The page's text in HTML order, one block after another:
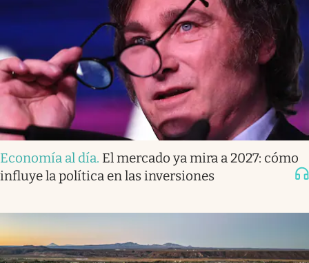
Economía al día. El mercado ya mira a 2027: cómo
influye la política en las inversiones